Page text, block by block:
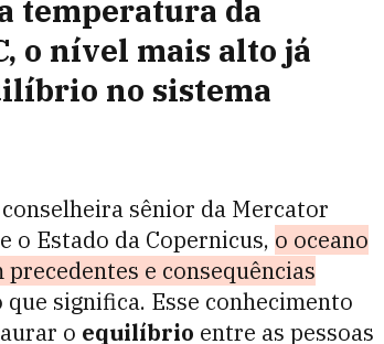
temperatura da
o nível mais alto já
no sistema
sênior da Mercator
Estado da Copernicus, o oceano
e consequências
significa. Esse conhecimento
o equilíbrio entre as pessoas